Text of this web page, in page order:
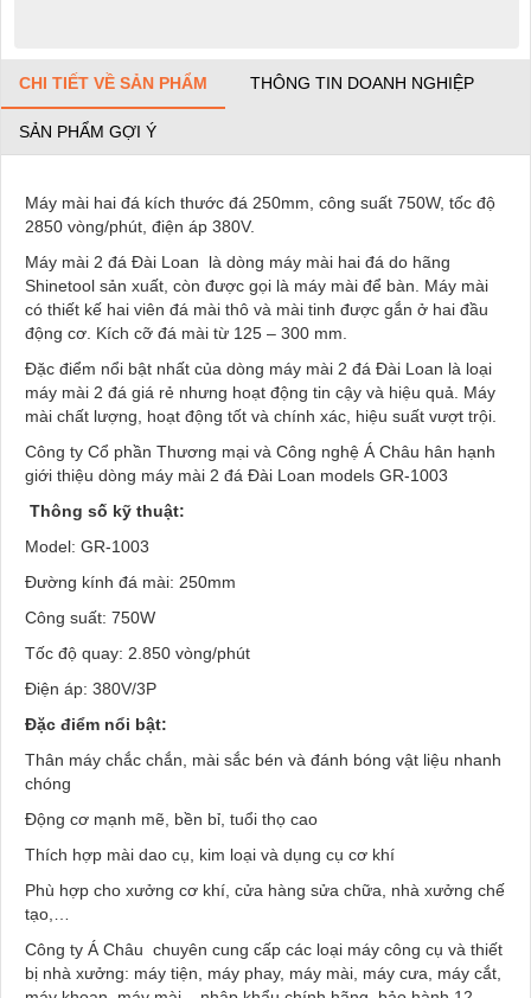
CHI TIẾT VỀ SẢN PHẨM THÔNG TIN DOANH NGHIỆP
SẢN PHẨM GỢI Ý
Máy mài hai đá kích thước đá 250mm, công suất 750W, tốc độ
2850 vòng/phút, điện áp 380V.
Máy mài 2 đá Đài Loan là dòng máy mài hai đá do hãng
Shinetool sản xuất, còn được gọi là máy mài để bàn. Máy mài
có thiết kế hai viên đá mài thô và mài tinh được gắn ở hai đầu
động cơ. Kích cỡ đá mài từ 125 – 300 mm.
Đặc điểm nổi bật nhất của dòng máy mài 2 đá Đài Loan là loại
máy mài 2 đá giá rẻ nhưng hoạt động tin cậy và hiệu quả. Máy
mài chất lượng, hoạt động tốt và chính xác, hiệu suất vượt trội.
Công ty Cổ phần Thương mại và Công nghệ Á Châu hân hạnh
giới thiệu dòng máy mài 2 đá Đài Loan models GR-1003
Thông số kỹ thuật:
Model: GR-1003
Đường kính đá mài: 250mm
Công suất: 750W
Tốc độ quay: 2.850 vòng/phút
Điện áp: 380V/3P
Đặc điểm nổi bật:
Thân máy chắc chắn, mài sắc bén và đánh bóng vật liệu nhanh
chóng
Động cơ mạnh mẽ, bền bỉ, tuổi thọ cao
Thích hợp mài dao cụ, kim loại và dụng cụ cơ khí
Phù hợp cho xưởng cơ khí, cửa hàng sửa chữa, nhà xưởng chế
tạo,…
Công ty Á Châu chuyên cung cấp các loại máy công cụ và thiết
bị nhà xưởng: máy tiện, máy phay, máy mài, máy cưa, máy cắt,